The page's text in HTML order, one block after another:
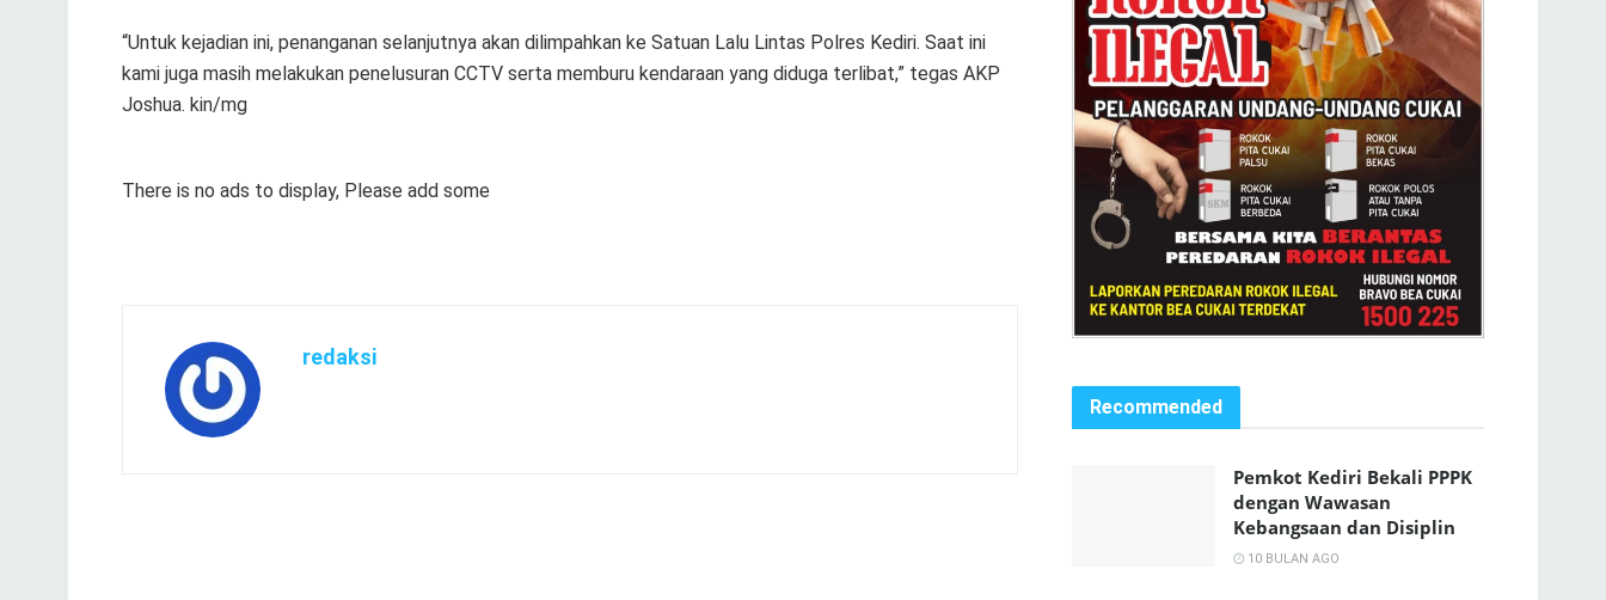
“Untuk kejadian ini, penanganan selanjutnya akan dilimpahkan ke Satuan Lalu Lintas Polres Kediri. Saat ini
kami juga masih melakukan penelusuran CCTV serta memburu kendaraan yang diduga terlibat,” tegas AKP
Joshua. kin/mg
There is no ads to display, Please add some
redaksi
Recommended
Pemkot Kediri Bekali PPPK
dengan Wawasan
Kebangsaan dan Disiplin
10 BULAN AGO